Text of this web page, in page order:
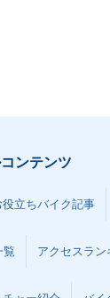
ンテンツ
役立ちバイク記事
覧 アクセスラン